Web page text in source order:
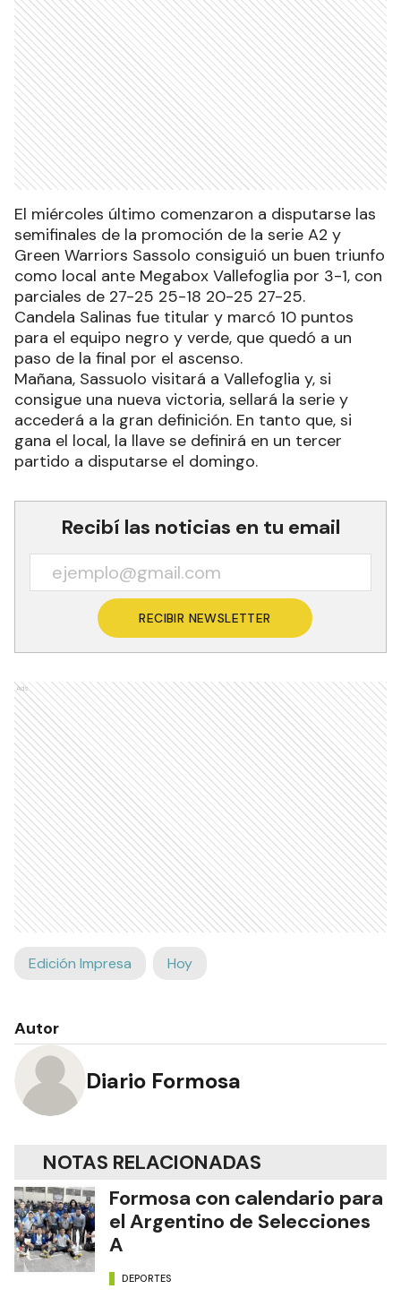
El miércoles último comenzaron a disputarse las
semifinales de la promoción de la serie A2 y
Green Warriors Sassolo consiguió un buen triunfo
como local ante Megabox Vallefoglia por 3-1, con
parciales de 27-25 25-18 20-25 27-25.
Candela Salinas fue titular y marcó 10 puntos
para el equipo negro y verde, que quedó a un
paso de la final por el ascenso.
Mañana, Sassuolo visitará a Vallefoglia y, si
consigue una nueva victoria, sellará la serie y
accederá a la gran definición. En tanto que, si
gana el local, la llave se definirá en un tercer
partido a disputarse el domingo.
Recibí las noticias en tu email
RECIBIR NEWSLETTER
Ads
Edición Impresa Hoy
Autor
Diario Formosa
NOTAS RELACIONADAS
Formosa con calendario para
el Argentino de Selecciones
A
DEPORTES